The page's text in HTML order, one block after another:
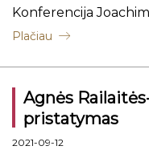
ateitis
Konferencija
istorijos mokslų
Plačiau
Agnės
pristatymas
2021-09-12